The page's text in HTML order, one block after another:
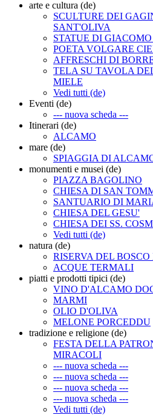
arte e cultura (de)
SCULTURE DEI
SANT'OLIVA
STATUE DI GIACOMO
POETA VOLGARE
AFFRESCHI DI
TELA SU TAVOLA
MIELE
Vedi tutti (de)
Eventi (de)
--- nuova scheda ---
Itinerari (de)
ALCAMO
mare (de)
SPIAGGIA DI
monumenti e musei (de)
PIAZZA BAGOLINO
CHIESA DI SAN
SANTUARIO DI
CHIESA DEL GESU'
CHIESA DEI SS.
Vedi tutti (de)
natura (de)
RISERVA DEL
ACQUE TERMALI
piatti e prodotti tipici (de)
VINO D'ALCAMO
MARMI
OLIO D'OLIVA
MELONE PORCEDDU
tradizione e religione (de)
FESTA DELLA
MIRACOLI
--- nuova scheda ---
--- nuova scheda ---
--- nuova scheda ---
--- nuova scheda ---
Vedi tutti (de)